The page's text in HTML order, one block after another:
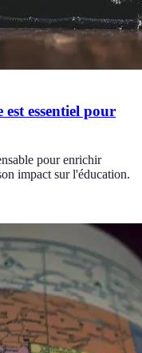
essentiel pour
pour enrichir
impact sur l'éducation.